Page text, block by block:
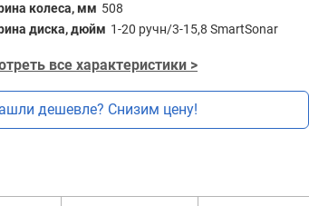
колеса, мм 508
диска, дюйм 1-20 ручн/3-15,8 SmartSonar
все характеристики >
дешевле? Снизим цену!